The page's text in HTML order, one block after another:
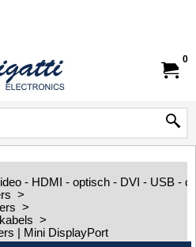
0
- HDMI - optisch - DVI - USB -
>
>
>
| Mini DisplayPort